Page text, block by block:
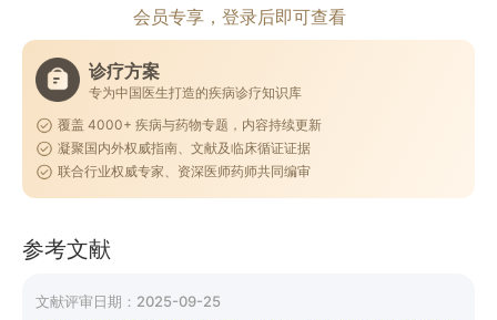
会员专享，登录后即可查看
诊疗方案
专为中国医生打造的疾病诊疗知识库
覆盖 4000+ 疾病与药物专题，内容持续更新
凝聚国内外权威指南、文献及临床循证证据
联合行业权威专家、资深医师药师共同编审
参考文献
文献评审日期： 2025-09-25